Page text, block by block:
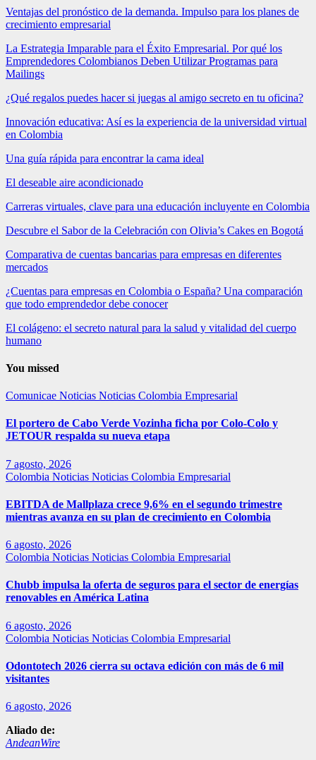
Ventajas del pronóstico de la demanda. Impulso para los planes de
crecimiento empresarial
La Estrategia Imparable para el Éxito Empresarial. Por qué los
Emprendedores Colombianos Deben Utilizar Programas para
Mailings
¿Qué regalos puedes hacer si juegas al amigo secreto en tu oficina?
Innovación educativa: Así es la experiencia de la universidad virtual
en Colombia
Una guía rápida para encontrar la cama ideal
El deseable aire acondicionado
Carreras virtuales, clave para una educación incluyente en Colombia
Descubre el Sabor de la Celebración con Olivia’s Cakes en Bogotá
Comparativa de cuentas bancarias para empresas en diferentes
mercados
¿Cuentas para empresas en Colombia o España? Una comparación
que todo emprendedor debe conocer
El colágeno: el secreto natural para la salud y vitalidad del cuerpo
humano
You missed
Comunicae Noticias Noticias Colombia Empresarial
El portero de Cabo Verde Vozinha ficha por Colo-Colo y
JETOUR respalda su nueva etapa
7 agosto, 2026
Colombia Noticias Noticias Colombia Empresarial
EBITDA de Mallplaza crece 9,6% en el segundo trimestre
mientras avanza en su plan de crecimiento en Colombia
6 agosto, 2026
Colombia Noticias Noticias Colombia Empresarial
Chubb impulsa la oferta de seguros para el sector de energías
renovables en América Latina
6 agosto, 2026
Colombia Noticias Noticias Colombia Empresarial
Odontotech 2026 cierra su octava edición con más de 6 mil
visitantes
6 agosto, 2026
Aliado de:
AndeanWire